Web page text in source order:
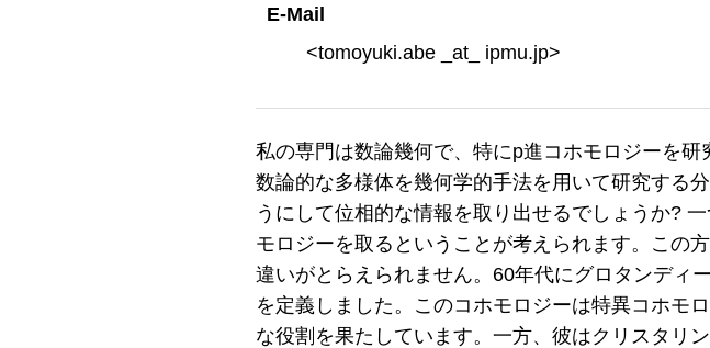
E-Mail
<tomoyuki.abe _at_ ipmu.jp>
私の専門は数論幾何で、特にp進コホモロジーを
数論的な多様体を幾何学的手法を用いて研究する
うにして位相的な情報を取り出せるでしょうか?
モロジーを取るということが考えられます。この
違いがとらえられません。60年代にグロタンディ
を定義しました。このコホモロジーは特異コホモ
な役割を果たしています。一方、彼はクリスタリ